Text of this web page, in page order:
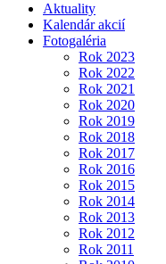
Aktuality
Kalendár akcií
Fotogaléria
Rok 2023
Rok 2022
Rok 2021
Rok 2020
Rok 2019
Rok 2018
Rok 2017
Rok 2016
Rok 2015
Rok 2014
Rok 2013
Rok 2012
Rok 2011